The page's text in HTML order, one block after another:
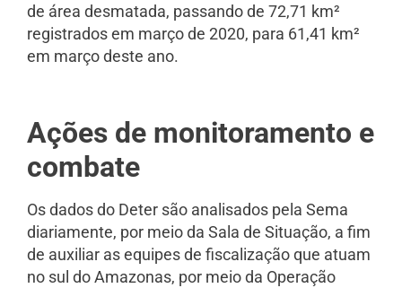
de área desmatada, passando de 72,71 km²
registrados em março de 2020, para 61,41 km²
em março deste ano.
Ações de monitoramento e
combate
Os dados do Deter são analisados pela Sema
diariamente, por meio da Sala de Situação, a fim
de auxiliar as equipes de fiscalização que atuam
no sul do Amazonas, por meio da Operação